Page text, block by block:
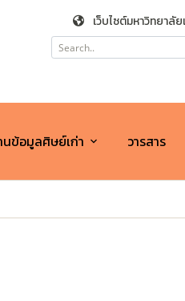
เว็บไซต์มหาวิทยา
นข้อมูลศิษย์เก่า วารสาร